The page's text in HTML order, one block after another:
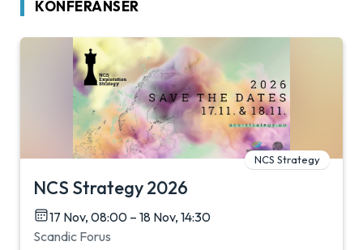
KONFERANSER
NCS Strategy
NCS Strategy 2026
17 Nov, 08:00 – 18 Nov, 14:30
Scandic Forus